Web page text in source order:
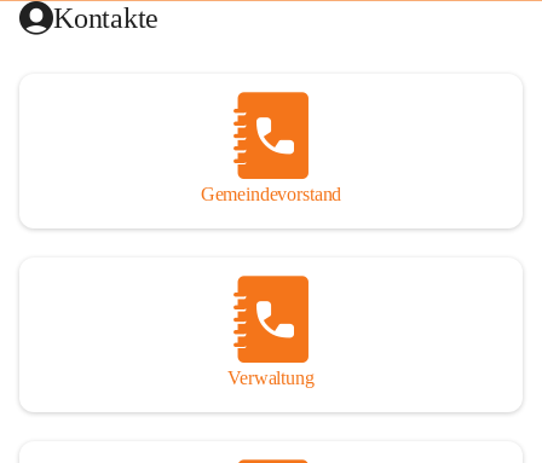
Kontakte
Gemeindevorstand
Verwaltung